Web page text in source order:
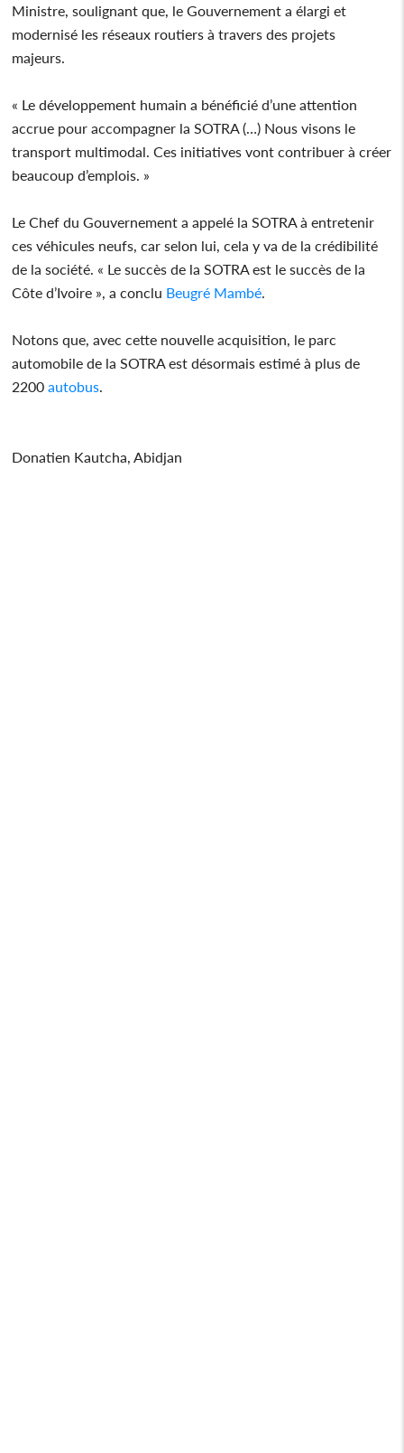
Ministre, soulignant que, le Gouvernement a élargi et
modernisé les réseaux routiers à travers des projets
majeurs.
« Le développement humain a bénéficié d’une attention
accrue pour accompagner la SOTRA (…) Nous visons le
transport multimodal. Ces initiatives vont contribuer à créer
beaucoup d’emplois. »
Le Chef du Gouvernement a appelé la SOTRA à entretenir
ces véhicules neufs, car selon lui, cela y va de la crédibilité
de la société. « Le succès de la SOTRA est le succès de la
Côte d’Ivoire », a conclu Beugré Mambé
Notons que, avec cette nouvelle acquisition, le parc
automobile de la SOTRA est désormais estimé à plus de
2200autobus
Donatien Kautcha, Abidjan